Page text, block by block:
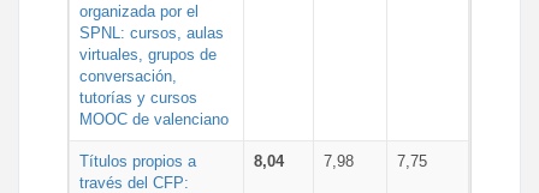
organizada por el
SPNL: cursos, aulas
virtuales, grupos de
conversación,
tutorías y cursos
MOOC de valenciano
Títulos propios a
través del CFP:
8,04 7,98 7,75